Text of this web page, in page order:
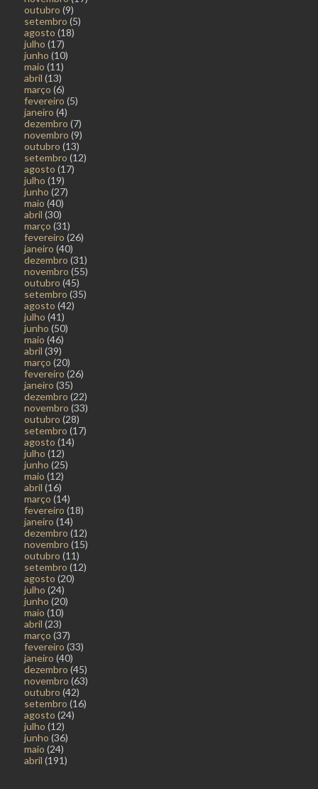
outubro (9)
setembro (5)
agosto (18)
julho (17)
junho (10)
maio (11)
abril (13)
março (6)
fevereiro (5)
janeiro (4)
dezembro (7)
novembro (9)
outubro (13)
setembro (12)
agosto (17)
julho (19)
junho (27)
maio (40)
abril (30)
março (31)
fevereiro (26)
janeiro (40)
dezembro (31)
novembro (55)
outubro (45)
setembro (35)
agosto (42)
julho (41)
junho (50)
maio (46)
abril (39)
março (20)
fevereiro (26)
janeiro (35)
dezembro (22)
novembro (33)
outubro (28)
setembro (17)
agosto (14)
julho (12)
junho (25)
maio (12)
abril (16)
março (14)
fevereiro (18)
janeiro (14)
dezembro (12)
novembro (15)
outubro (11)
setembro (12)
agosto (20)
julho (24)
junho (20)
maio (10)
abril (23)
março (37)
fevereiro (33)
janeiro (40)
dezembro (45)
novembro (63)
outubro (42)
setembro (16)
agosto (24)
julho (12)
junho (36)
maio (24)
abril (191)